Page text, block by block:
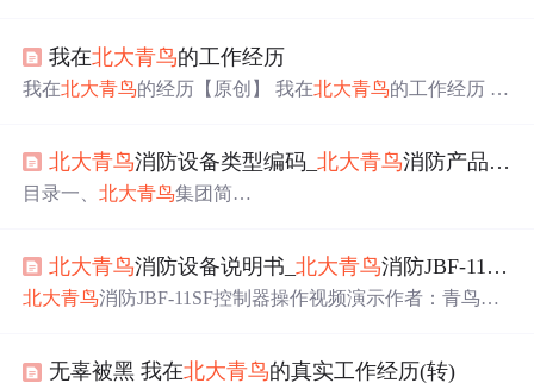
我在北大青鸟的工作经历
我在北大青鸟 的经历【原创】 我在北大青鸟的工作经历 说
毕业，08年2-3月底在北大青鸟总部工作。文中所写均为本
人亲身经历。愿以人格担保。 3.本来不打算写这个文章，
北大青鸟消防设备类型编码_北大青鸟消防产品综合技术说明
目录一、北大青鸟集团简
介...........................................................
北大青鸟消防设备说明书_北大青鸟消防JBF-11SF控制器操作视频演示
北大青鸟消防JBF-11SF控制器操作视频演示作者：青鸟消
1SF-H、JB-TB-JBF-11SF、JB-TT-JBF-11SF、JB-TG-JBF-11
无辜被黑 我在北大青鸟的真实工作经历(转)